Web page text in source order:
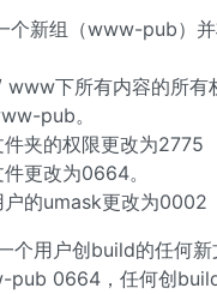
个新组（www-pub）
下所有内容的所有
pub。
夹的权限更改为2775
更改为0664。
户的umask更改为0002
个用户创build的任何新
pub 0664，任何创